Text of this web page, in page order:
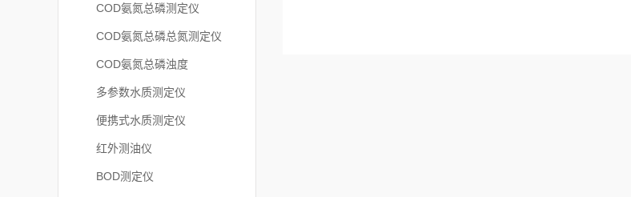
COD氨氮总磷测定仪
COD氨氮总磷总氮测定仪
COD氨氮总磷浊度
多参数水质测定仪
便携式水质测定仪
红外测油仪
BOD测定仪